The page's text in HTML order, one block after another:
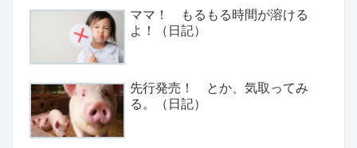
ママ！ もるもる時間が溶ける
よ！（日記）
先行発売！ とか、気取ってみ
る。（日記）